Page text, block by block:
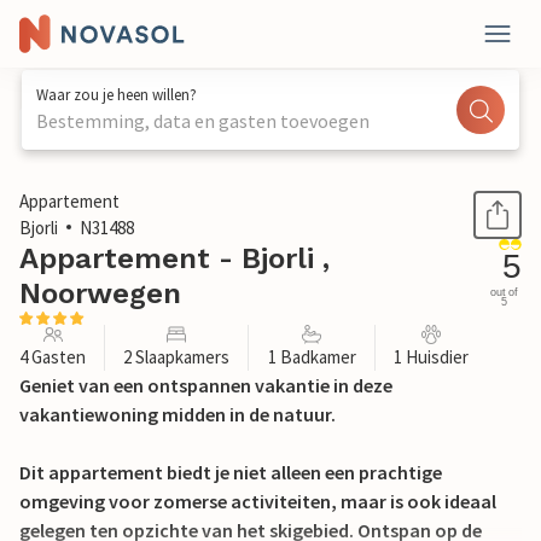
Waar zou je heen willen?
Bestemming, data en gasten toevoegen
1 / 28
Appartement
Bjorli
N31488
Appartement - Bjorli ,
Noorwegen
5
out of
5
4 Gasten 2 Slaapkamers 1 Badkamer 1 Huisdier
Geniet van een ontspannen vakantie in deze
vakantiewoning midden in de natuur.
Dit appartement biedt je niet alleen een prachtige
omgeving voor zomerse activiteiten, maar is ook ideaal
gelegen ten opzichte van het skigebied. Ontspan op de